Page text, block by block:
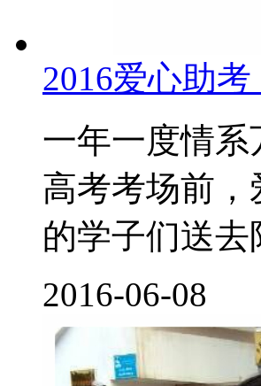
2016爱心助
一年一度情
高考考场前
的学子们送
2016-06-08